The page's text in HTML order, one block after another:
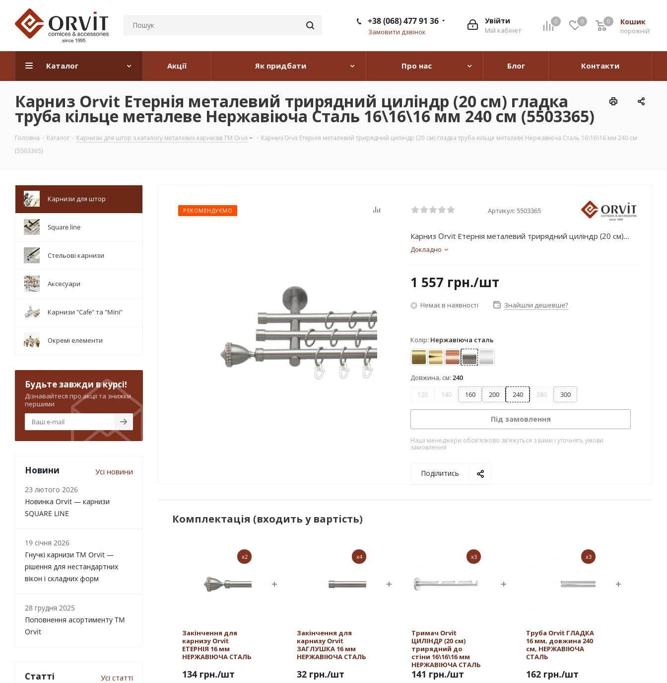
0 0 Кошик
0
порожній
0
Увійти
Мій кабінет
+38 (068) 477 91 36
Замовити дзвінок
Каталог Акції Як придбати Про нас Блог Контакти
Карниз Orvit Етернія металевий трирядний циліндр (20 см) гладка
труба кільце металеве Нержавіюча Сталь 16\16\16 мм 240 см (5503365)
Головна - Каталог - Карнизи для штор з каталогу металевих карнизів TM Orvit - Карниз Orvit Етернія металевий трирядний циліндр (20 см) гладка труба кільце металеве Нержавіюча Сталь 16\16\16 мм 240 см
(5503365)
РЕКОМЕНДУЄМО Артикул: 5503365
Карниз Orvit Етернія металевий трирядний циліндр (20 см)...
Докладно
1 557 грн./шт
Немає в наявності Знайшли дешевше?
Колір: Нержавіюча сталь
АнтикЗолотоМідьНержавіюча сталь
Сатин
Довжина, см:240
120
140 160 200 240 280 300
Під замовлення
Наші менеджери обов'язково зв'яжуться з вами і уточнять умови
замовлення
Поділитись
Комплектація (входить у вартість)
x2
Закінчення для
карнизу Orvit
ЕТЕРНІЯ 16 мм
НЕРЖАВІЮЧА СТАЛЬ
134 грн./шт
x4
Закінчення для
карнизу Orvit
ЗАГЛУШКА 16 мм
НЕРЖАВІЮЧА СТАЛЬ
32 грн./шт
x3
Тримач Orvit
ЦИЛІНДР (20 см)
трирядний до
стіни 16\16\16 мм
НЕРЖАВІЮЧА СТАЛЬ
141 грн./шт
x3
Труба Orvit ГЛАДКА
16 мм, довжина 240
см, НЕРЖАВІЮЧА
СТАЛЬ
162 грн./шт
Карнизи для штор
Square line
Стельові карнизи
Аксесуари
Карнизи "Cafe" та "Mini"
Окремі елементи
Будьте завжди в курсі!
Дізнавайтеся про акції та знижки
першими
Новини Усі новини
23 лютого 2026
Новинка Orvit — карнизи
SQUARE LINE
19 січня 2026
Гнучкі карнизи TM Orvit —
рішення для нестандартних
вікон і складних форм
28 грудня 2025
Поповнення асортименту TM
Orvit
Статті Усі статті